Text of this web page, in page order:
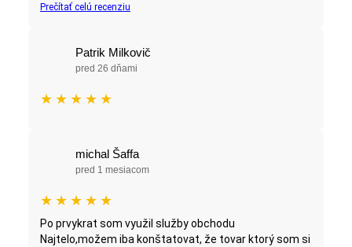
Prečítať celú recenziu
Patrik Milkovič
pred 26 dňami
★ ★ ★ ★ ★
michal Šaffa
pred 1 mesiacom
★ ★ ★ ★ ★
Po prvykrat som využil služby obchodu
Najtelo,možem iba konštatovat, že tovar ktorý som si